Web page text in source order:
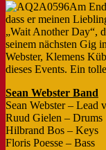
Am
dass er meinen
„Wait Another Day“,
seinem nächsten Gig
Webster, Klemens
dieses Events. Ein
Sean Webster Band
Sean Webster – Lead
Ruud Gielen – Drums
Hilbrand Bos – Keys
Floris Poesse – Bass